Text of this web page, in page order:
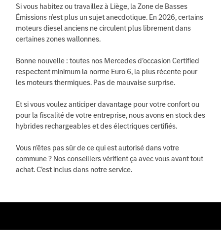
Si vous habitez ou travaillez à Liège, la Zone de Basses
Émissions n’est plus un sujet anecdotique. En 2026, certains
moteurs diesel anciens ne circulent plus librement dans
certaines zones wallonnes.
Bonne nouvelle : toutes nos Mercedes d’occasion Certified
respectent minimum la norme Euro 6, la plus récente pour
les moteurs thermiques. Pas de mauvaise surprise.
Et si vous voulez anticiper davantage pour votre confort ou
pour la fiscalité de votre entreprise, nous avons en stock des
hybrides rechargeables et des électriques certifiés.
Vous n’êtes pas sûr de ce qui est autorisé dans votre
commune ? Nos conseillers vérifient ça avec vous avant tout
achat. C’est inclus dans notre service.